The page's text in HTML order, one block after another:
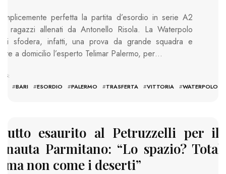
perfetta la partita d’esordio in serie A2
ragazzi allenati da Antonello Risola. La Waterpolo
sfodera, infatti, una prova da grande squadra e
a domicilio l’esperto Telimar Palermo, per…
#BARI #ESORDIO #PALERMO #TRASFERTA #VITTORIA #WATERPOLO
esaurito al Petruzzelli per il
Parmitano: “Lo spazio?
ma non come i deserti”